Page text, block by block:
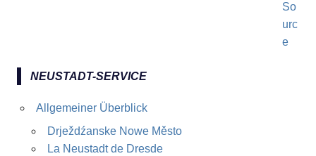
NEUSTADT-SERVICE
Allgemeiner Überblick
Drježdźanske Nowe Město
La Neustadt de Dresde